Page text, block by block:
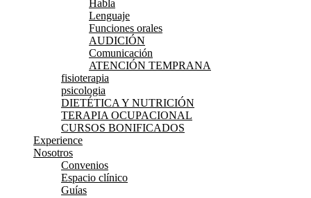
Habla
Lenguaje
Funciones orales
AUDICIÓN
Comunicación
ATENCIÓN TEMPRANA
fisioterapia
psicologia
DIETÉTICA Y NUTRICIÓN
TERAPIA OCUPACIONAL
CURSOS BONIFICADOS
Experience
Nosotros
Convenios
Espacio clínico
Guías